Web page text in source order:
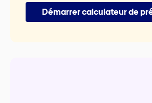
Démarrer calculateur de